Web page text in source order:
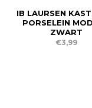
IB LAURSEN
PORSELEIN
ZWART
€3,99